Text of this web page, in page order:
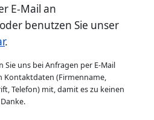
E-Mail an
oder benutzen Sie unser
.
Sie uns bei Anfragen per E-Mail
Kontaktdaten (Firmenname,
Telefon) mit, damit es zu keinen